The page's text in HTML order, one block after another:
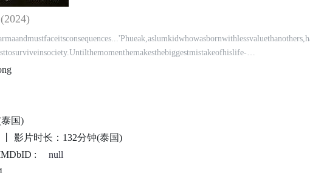
(2024)
展开全
泰国)
影片时长：132分钟(泰国)
:
null